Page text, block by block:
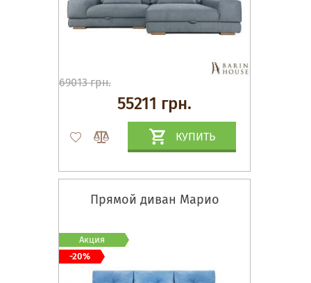
69013 грн.
55211 грн.
КУПИТЬ
Прямой диван Марио
Акция
-20%